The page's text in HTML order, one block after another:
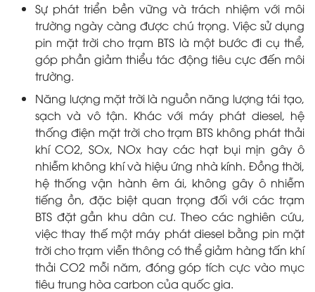
Sự phát triển bền vững và trách nhiệm với môi
trường ngày càng được chú trọng. Việc sử dụng
pin mặt trời cho trạm BTS là một bước đi cụ thể,
góp phần giảm thiểu tác động tiêu cực đến môi
trường.
Năng lượng mặt trời là nguồn năng lượng tái tạo,
sạch và vô tận. Khác với máy phát diesel, hệ
thống điện mặt trời cho trạm BTS không phát thải
khí CO2, SOx, NOx hay các hạt bụi mịn gây ô
nhiễm không khí và hiệu ứng nhà kính. Đồng thời,
hệ thống vận hành êm ái, không gây ô nhiễm
tiếng ồn, đặc biệt quan trọng đối với các trạm
BTS đặt gần khu dân cư. Theo các nghiên cứu,
việc thay thế một máy phát diesel bằng pin mặt
trời cho trạm viễn thông có thể giảm hàng tấn khí
thải CO2 mỗi năm, đóng góp tích cực vào mục
tiêu trung hòa carbon của quốc gia.